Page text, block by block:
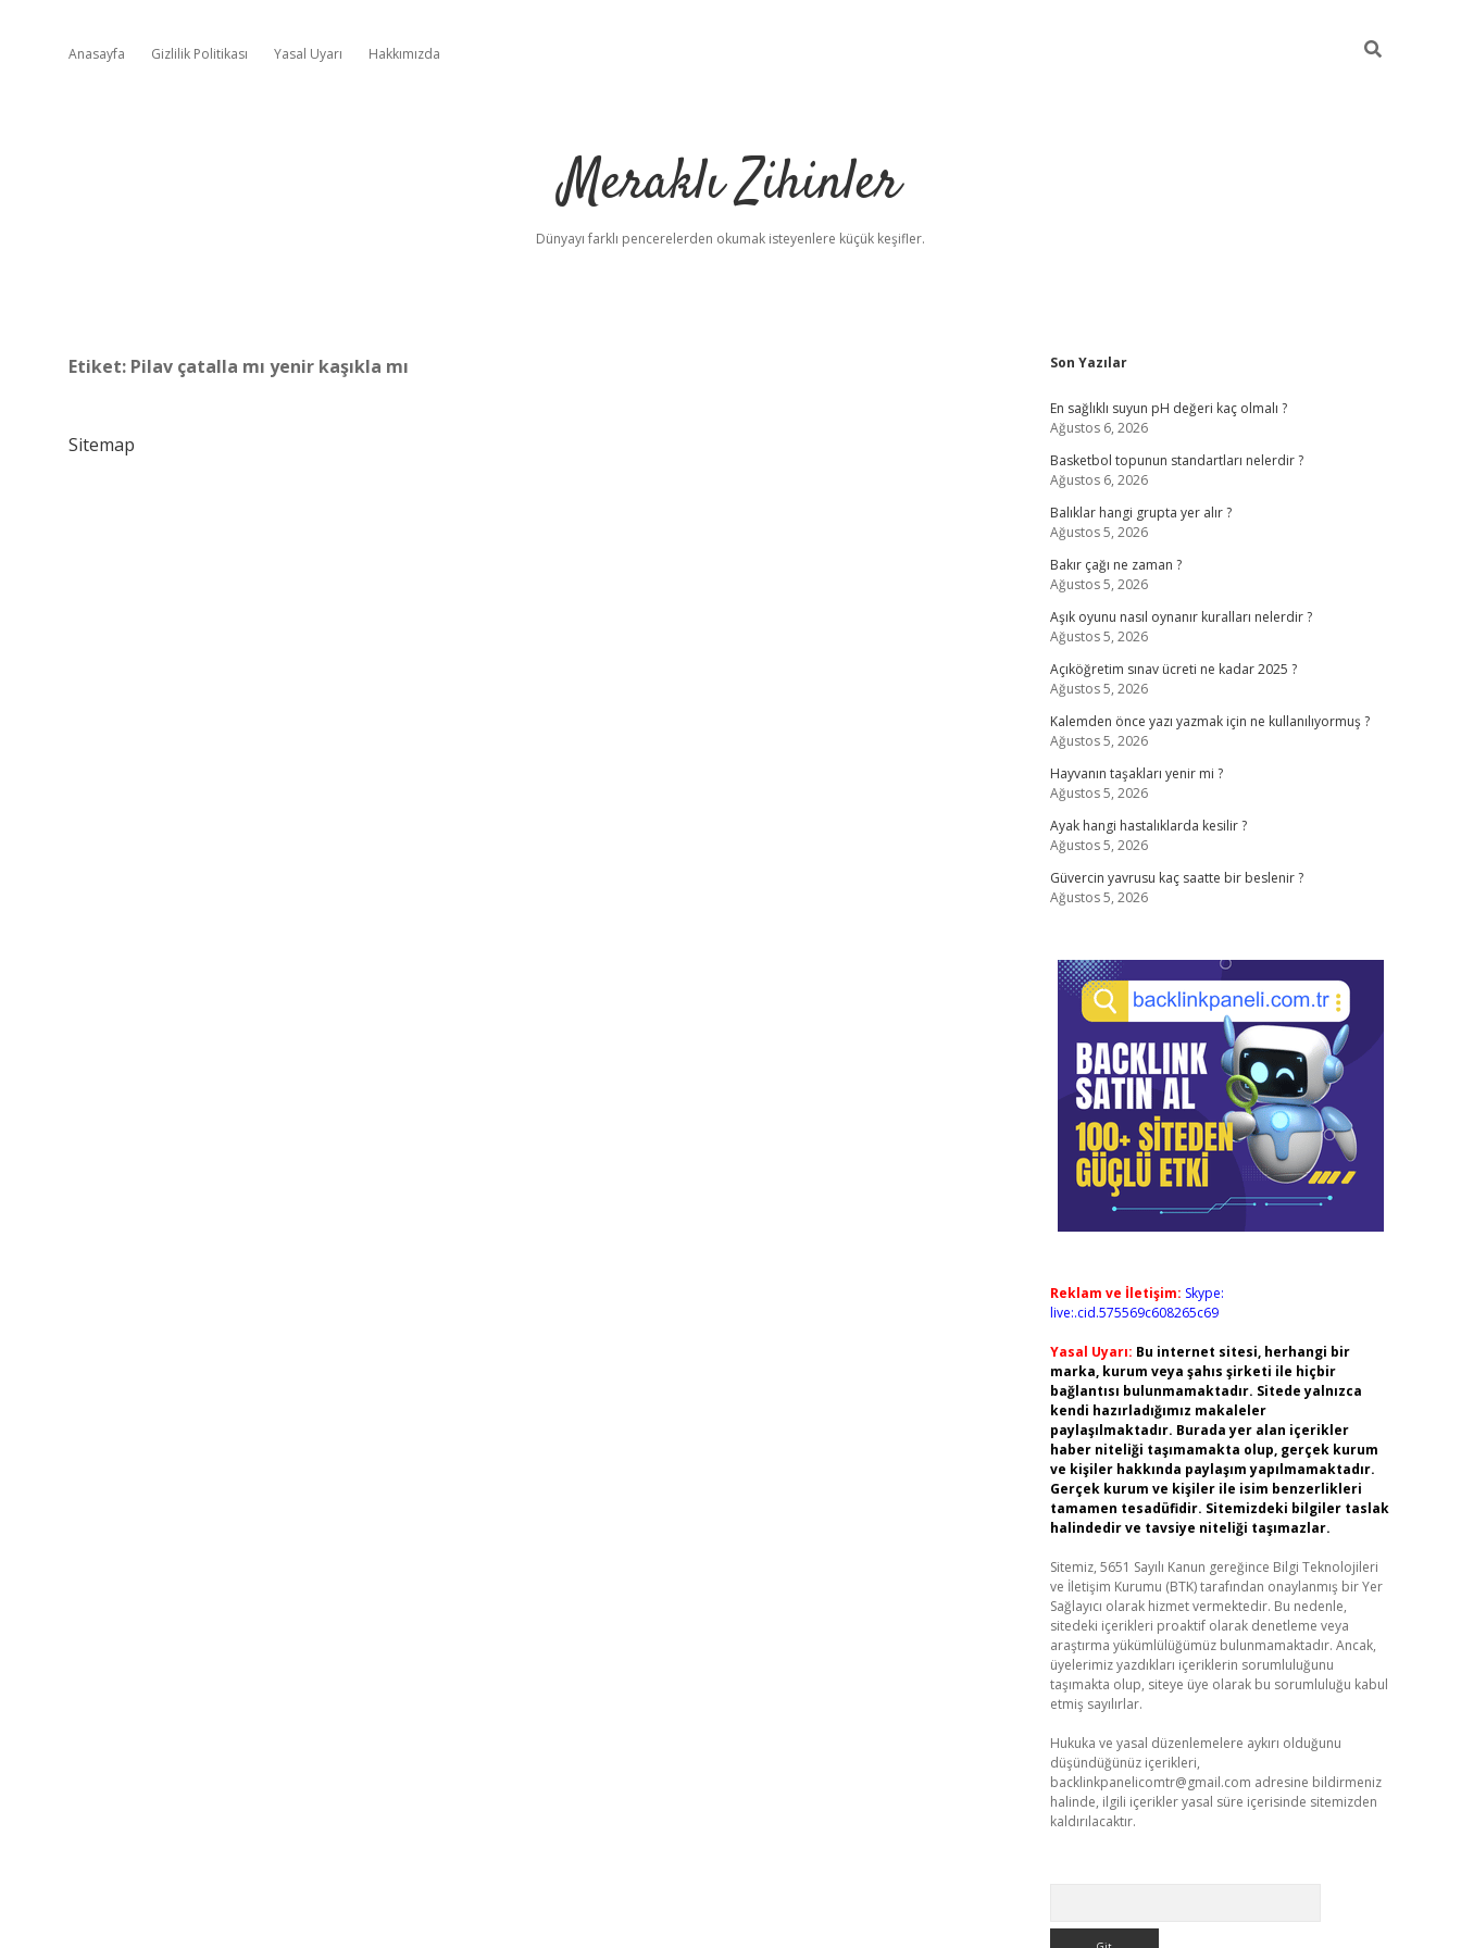
Anasayfa Gizlilik Politikası Yasal Uyarı Hakkımızda
Meraklı Zihinler
Dünyayı farklı pencerelerden okumak isteyenlere küçük keşifler.
Etiket: Pilav çatalla mı yenir kaşıkla mı
Sitemap
Sidebar
Son Yazılar
En sağlıklı suyun pH değeri kaç olmalı ?
Ağustos 6, 2026
Basketbol topunun standartları nelerdir ?
Ağustos 6, 2026
Balıklar hangi grupta yer alır ?
Ağustos 5, 2026
Bakır çağı ne zaman ?
Ağustos 5, 2026
Aşık oyunu nasıl oynanır kuralları nelerdir ?
Ağustos 5, 2026
Açıköğretim sınav ücreti ne kadar 2025 ?
Ağustos 5, 2026
Kalemden önce yazı yazmak için ne kullanılıyormuş ?
Ağustos 5, 2026
Hayvanın taşakları yenir mi ?
Ağustos 5, 2026
Ayak hangi hastalıklarda kesilir ?
Ağustos 5, 2026
Güvercin yavrusu kaç saatte bir beslenir ?
Ağustos 5, 2026
Reklam ve İletişim: Skype:
live:.cid.575569c608265c69
Yasal Uyarı: Bu internet sitesi, herhangi bir
marka, kurum veya şahıs şirketi ile hiçbir
bağlantısı bulunmamaktadır. Sitede yalnızca
kendi hazırladığımız makaleler
paylaşılmaktadır. Burada yer alan içerikler
haber niteliği taşımamakta olup, gerçek kurum
ve kişiler hakkında paylaşım yapılmamaktadır.
Gerçek kurum ve kişiler ile isim benzerlikleri
tamamen tesadüfidir. Sitemizdeki bilgiler taslak
halindedir ve tavsiye niteliği taşımazlar.
Sitemiz, 5651 Sayılı Kanun gereğince Bilgi Teknolojileri
ve İletişim Kurumu (BTK) tarafından onaylanmış bir Yer
Sağlayıcı olarak hizmet vermektedir. Bu nedenle,
sitedeki içerikleri proaktif olarak denetleme veya
araştırma yükümlülüğümüz bulunmamaktadır. Ancak,
üyelerimiz yazdıkları içeriklerin sorumluluğunu
taşımakta olup, siteye üye olarak bu sorumluluğu kabul
etmiş sayılırlar.
Hukuka ve yasal düzenlemelere aykırı olduğunu
düşündüğünüz içerikleri,
backlinkpanelicomtr@gmail.com adresine bildirmeniz
halinde, ilgili içerikler yasal süre içerisinde sitemizden
kaldırılacaktır.